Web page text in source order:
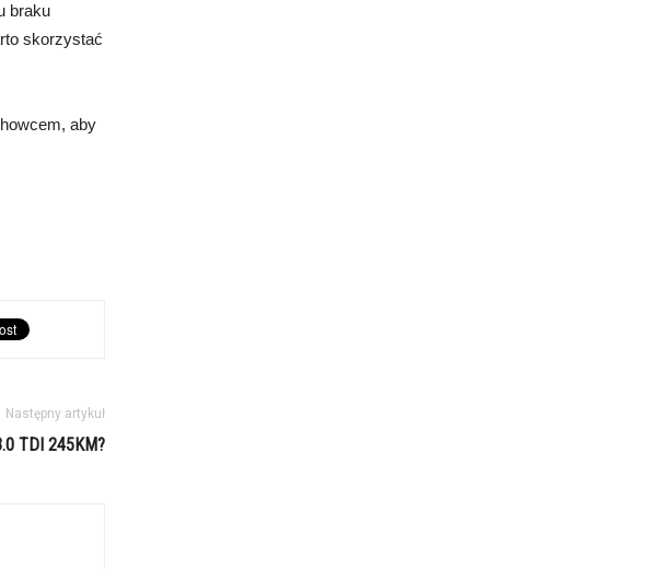
braku
skorzystać
aby
Następny artykuł
TDI 245KM?